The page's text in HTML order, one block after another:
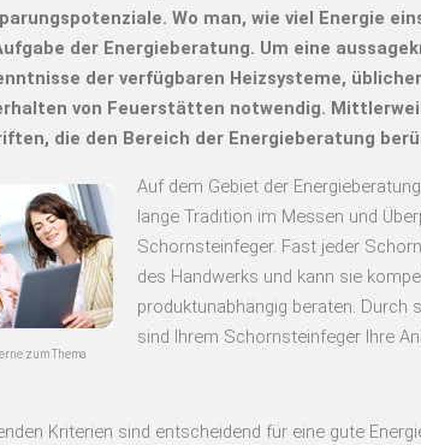
Wo man, wie viel Energie
der Energieberatung. Um eine
der verfügbaren Heizsysteme,
von Feuerstätten notwendig.
die den Bereich der Energieberatung
zum Thema
Auf dem Gebiet der
lange Tradition im Messen und
Schornsteinfeger. Fast jeder
des Handwerks und kann sie
produktunabhängig beraten. Durch
sind Ihrem Schornsteinfeger Ihre
Kriterien sind entscheidend für eine gute